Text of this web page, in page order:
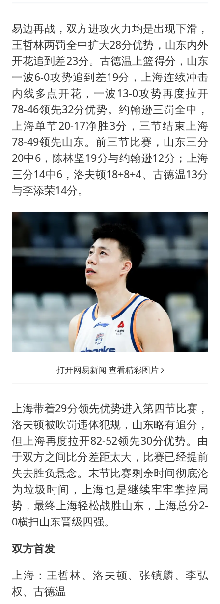
易边再战，双方进攻火力均是出现下滑，
王哲林两罚全中扩大28分优势，山东内外
开花追到差23分。古德温上篮得分，山东
一波6-0攻势追到差19分，上海连续冲击
内线多点开花，一波13-0攻势再度拉开
78-46领先32分优势。约翰逊三罚全中，
上海单节20-17净胜3分，三节结束上海
78-49领先山东。前三节比赛，山东三分
20中6，陈林坚19分与约翰逊12分；上海
三分14中6，洛夫顿18+8+4、古德温13分
与李添荣14分。
打开网易新闻 查看精彩图片
上海带着29分领先优势进入第四节比赛，
洛夫顿被吹罚违体犯规，山东略有追分，
但上海再度拉开82-52领先30分优势。由
于双方之间比分差距太大，比赛已经提前
失去胜负悬念。末节比赛剩余时间彻底沦
为垃圾时间，上海也是继续牢牢掌控局
势，最终上海轻松战胜山东，上海总分2-
0横扫山东晋级四强。
双方首发
上海：王哲林、洛夫顿、张镇麟、李弘
权、古德温